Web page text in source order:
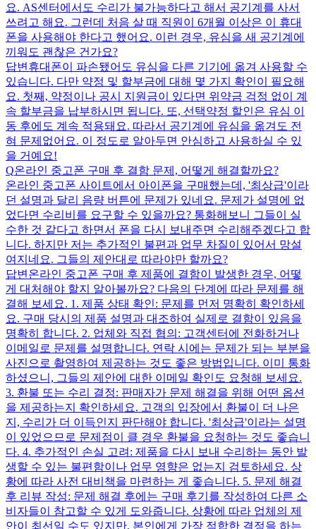
요. AS센터에서도 수리가 불가능하다고 해서 공기계를 사서
쓰려고 해요. 그런데 처음 살 때 직원이 6개월 이상은 이 휴대
폰을 사용해야 한다고 했어요. 이런 경우, 유심을 새 공기계에
끼워도 괜찮은 건가요?
답변 휴대폰이 파손됐어도 유심을 다른 기기에 옮겨 사용할 수
있습니다. 다만 약정 및 할부금에 대해 몇 가지 확인이 필요해
요. 첫째, 약정이나 공시 지원금이 있다면 위약금 걱정 없이 계
속 할부금을 납부하시면 됩니다. 또, 선택약정 할인은 유심 이
동 후에도 계속 적용돼요. 따라서 공기계에 유심을 옮겨도 전
혀 문제없어요. 이 정도로 알아두면 안심하고 사용하실 수 있
을 거예요!
Q온라인 중고폰 구매 후 결함 문제, 어떻게 해결할까요?
온라인 중고폰 사이트에서 아이폰을 구매했는데, '최상급'이라
던 설명과 달리 음량 버튼에 문제가 있네요. 문제가 설명에 없
었다면 수리비를 요구할 수 있을까요? 통화해보니 그들이 실
수한 것 같다고 하면서 폰을 다시 보내주면 수리해주겠다고 합
니다. 하지만 저는 추가적인 불편과 업무 차질이 있어서 망설
여지네요. 그들의 제안대로 따라야만 할까요?
답변 온라인 중고폰 구매 후 제품에 결함이 발생한 경우, 어떻
게 대처해야 할지 알아볼까요? 다음의 단계에 따라 문제를 해
결해 보세요. 1. 제품 상태 확인: 문제를 먼저 명확히 확인하세
요. 구매 당시의 제품 설명과 대조하여 실제로 결함이 있음을
명확히 합니다. 2. 업체와 직접 협의: 고객센터에 전화하거나
이메일로 문제를 설명합니다. 연락 시에는 문제가 되는 부분을
사진으로 촬영하여 제공하는 것도 좋은 방법입니다. 이미 통화
하셨으니, 그들의 제안에 대한 이메일 확인도 요청해 보세요.
3. 환불 또는 수리 결정: 판매자가 문제 해결을 위해 어떤 옵션
을 제공하는지 확인하세요. 고객의 입장에서 환불이 더 나은
지, 수리가 더 이득인지 판단해야 합니다. '최상급'이라는 설명
이 있었으므로 문제점이 클 경우 환불을 요청하는 것도 좋습니
다. 4. 추가적인 손실 고려: 제품을 다시 보내 수리하는 동안 발
생할 수 있는 불편함이나 업무 영향은 없는지 검토하세요. 상
황에 따라 사전 대비책을 마련하는 게 좋습니다. 5. 문제 해결
후 리뷰 작성: 문제 해결 후에는 구매 후기를 작성하여 다른 소
비자들이 참고할 수 있게 도와줍니다. 상황에 따라 업체의 제
안이 최선일 수도 있지만, 본인에게 가장 적합한 결정을 하는